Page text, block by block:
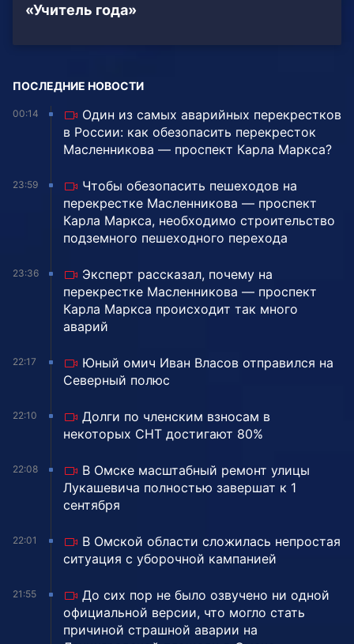
«Учитель года»
ПОСЛЕДНИЕ НОВОСТИ
00:14
Один из самых аварийных перекрестков
в России: как обезопасить перекресток
Масленникова — проспект Карла Маркса?
23:59
Чтобы обезопасить пешеходов на
перекрестке Масленникова — проспект
Карла Маркса, необходимо строительство
подземного пешеходного перехода
23:36
Эксперт рассказал, почему на
перекрестке Масленникова — проспект
Карла Маркса происходит так много
аварий
22:17
Юный омич Иван Власов отправился на
Северный полюс
22:10
Долги по членским взносам в
некоторых СНТ достигают 80%
22:08
В Омске масштабный ремонт улицы
Лукашевича полностью завершат к 1
сентября
22:01
В Омской области сложилась непростая
ситуация с уборочной кампанией
21:55
До сих пор не было озвучено ни одной
официальной версии, что могло стать
причиной страшной аварии на